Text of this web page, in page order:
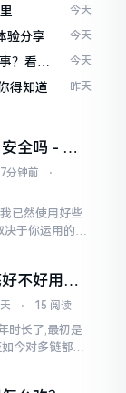
今天
验分享 今天
？看完
今天
得知道 昨天
全吗 - 老
7分钟前
⋅
已然使用好些
于你运用的方
不好用？
⋅ 15 阅读
时长了,最初是
今对多链都有